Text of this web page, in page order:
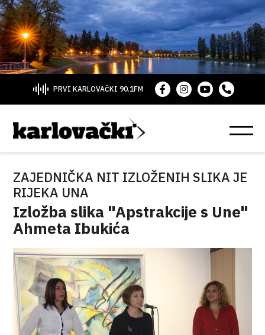
PRVI KARLOVAČKI 90.1FM
ZAJEDNIČKA NIT IZLOŽENIH SLIKA JE
RIJEKA UNA
Izložba slika "Apstrakcije s Une"
Ahmeta Ibukića